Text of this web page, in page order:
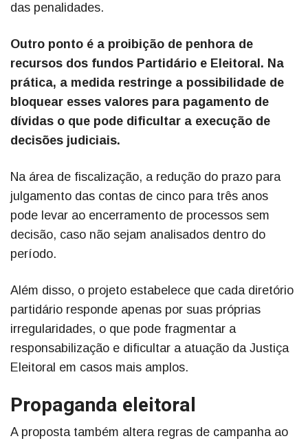
das penalidades.
Outro ponto é a proibição de penhora de
recursos dos fundos Partidário e Eleitoral. Na
prática, a medida restringe a possibilidade de
bloquear esses valores para pagamento de
dívidas o que pode dificultar a execução de
decisões judiciais.
Na área de fiscalização, a redução do prazo para
julgamento das contas de cinco para três anos
pode levar ao encerramento de processos sem
decisão, caso não sejam analisados dentro do
período.
Além disso, o projeto estabelece que cada diretório
partidário responde apenas por suas próprias
irregularidades, o que pode fragmentar a
responsabilização e dificultar a atuação da Justiça
Eleitoral em casos mais amplos.
Propaganda eleitoral
A proposta também altera regras de campanha ao